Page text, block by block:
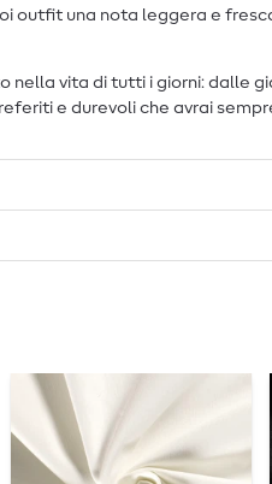
outfit una nota leggera e
vita di tutti i giorni: dalle
e durevoli che avrai